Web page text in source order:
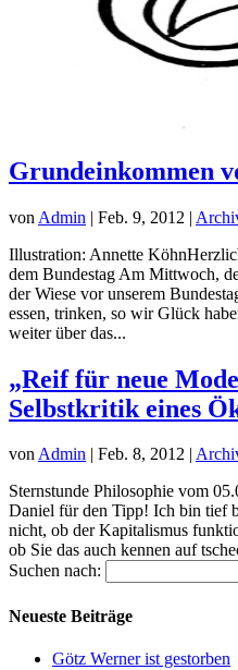
Grundeinkommen
von Admin | Feb. 9, 2012 |
Illustration: Annette
dem Bundestag Am Mittwoch,
der Wiese vor unserem
essen, trinken, so wir Glück
weiter über das...
„Reif für neue
Selbstkritik eines
vonAdmin | Feb. 8, 2012 |
Sternstunde Philosophie vom
Daniel für den Tipp! Ich bin tief
nicht, ob der Kapitalismus
ob Sie das auch kennen auf
Suchen nach:
Neueste Beiträge
Götz Werner ist gestorben